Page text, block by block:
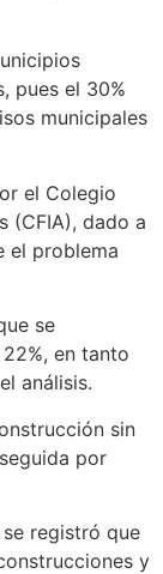
pues el 30%
municipales
el Colegio
(CFIA), dado a
el problema
se
en tanto
análisis.
sin
por
registró que
y